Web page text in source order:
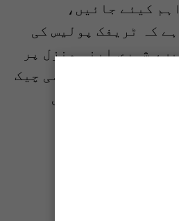
کیئے جائیں،
کہ ٹریفک پولیس کی
شہری اپنی منزل پر
اپڈیٹس کو لازمی چیک
ذرائع پر عوامی
کیا جائے۔